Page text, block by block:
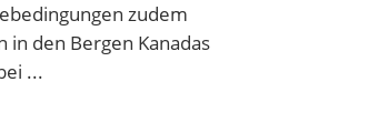
zudem
in den Bergen Kanadas